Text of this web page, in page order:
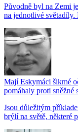
Původně byl na Zemi
na jednotlivé světadíly.
Mají Eskymáci šikmé
pomáhaly proti sněžné
Jsou důležitým
brýlí na světě, některé